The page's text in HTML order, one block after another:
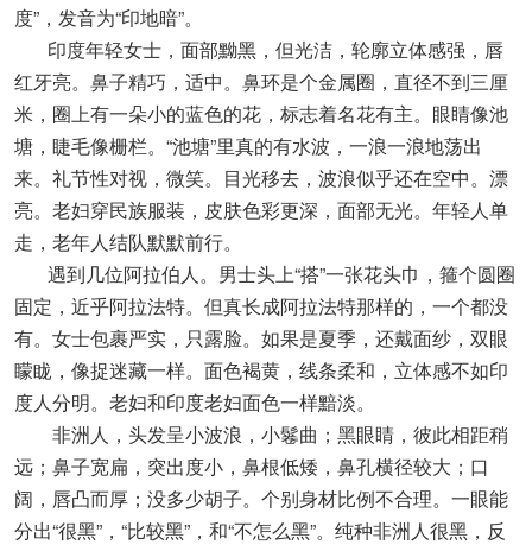
度”，发音为“印地暗”。
印度年轻女士，面部黝黑，但光洁，轮廓立体感强，唇
红牙亮。鼻子精巧，适中。鼻环是个金属圈，直径不到三厘
米，圈上有一朵小的蓝色的花，标志着名花有主。眼睛像池
塘，睫毛像栅栏。“池塘”里真的有水波，一浪一浪地荡出
来。礼节性对视，微笑。目光移去，波浪似乎还在空中。漂
亮。老妇穿民族服装，皮肤色彩更深，面部无光。年轻人单
走，老年人结队默默前行。
遇到几位阿拉伯人。男士头上“搭”一张花头巾，箍个圆圈
固定，近乎阿拉法特。但真长成阿拉法特那样的，一个都没
有。女士包裹严实，只露脸。如果是夏季，还戴面纱，双眼
矇眬，像捉迷藏一样。面色褐黄，线条柔和，立体感不如印
度人分明。老妇和印度老妇面色一样黯淡。
非洲人，头发呈小波浪，小鬈曲；黑眼睛，彼此相距稍
远；鼻子宽扁，突出度小，鼻根低矮，鼻孔横径较大；口
阔，唇凸而厚；没多少胡子。个别身材比例不合理。一眼能
分出“很黑”，“比较黑”，和“不怎么黑”。纯种非洲人很黑，反